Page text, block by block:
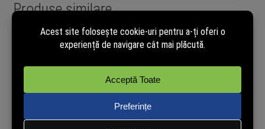
Produse similare